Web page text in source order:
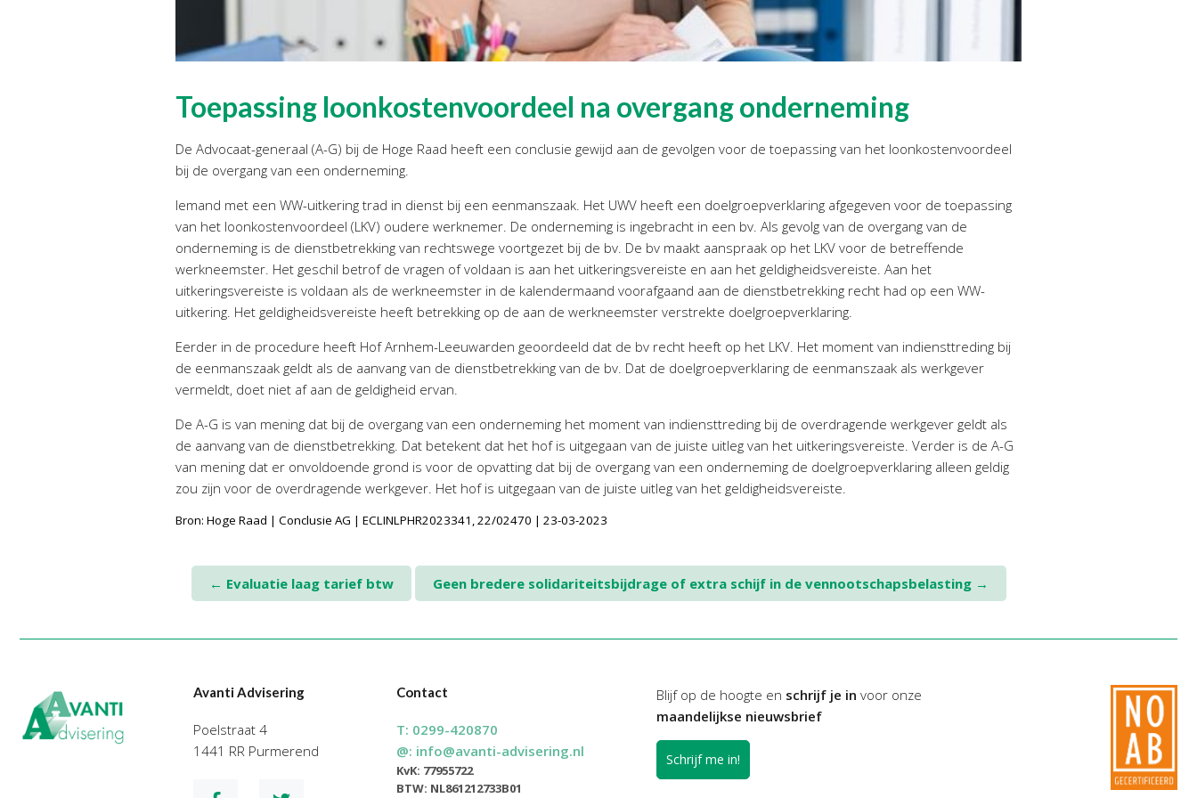
Toepassing loonkostenvoordeel na overgang onderneming
De Advocaat-generaal (A-G) bij de Hoge Raad heeft een conclusie gewijd aan de gevolgen voor de toepassing van het loonkostenvoordeel
bij de overgang van een onderneming.
Iemand met een WW-uitkering trad in dienst bij een eenmanszaak. Het UWV heeft een doelgroepverklaring afgegeven voor de toepassing
van het loonkostenvoordeel (LKV) oudere werknemer. De onderneming is ingebracht in een bv. Als gevolg van de overgang van de
onderneming is de dienstbetrekking van rechtswege voortgezet bij de bv. De bv maakt aanspraak op het LKV voor de betreffende
werkneemster. Het geschil betrof de vragen of voldaan is aan het uitkeringsvereiste en aan het geldigheidsvereiste. Aan het
uitkeringsvereiste is voldaan als de werkneemster in de kalendermaand voorafgaand aan de dienstbetrekking recht had op een WW-
uitkering. Het geldigheidsvereiste heeft betrekking op de aan de werkneemster verstrekte doelgroepverklaring.
Eerder in de procedure heeft Hof Arnhem-Leeuwarden geoordeeld dat de bv recht heeft op het LKV. Het moment van indiensttreding bij
de eenmanszaak geldt als de aanvang van de dienstbetrekking van de bv. Dat de doelgroepverklaring de eenmanszaak als werkgever
vermeldt, doet niet af aan de geldigheid ervan.
De A-G is van mening dat bij de overgang van een onderneming het moment van indiensttreding bij de overdragende werkgever geldt als
de aanvang van de dienstbetrekking. Dat betekent dat het hof is uitgegaan van de juiste uitleg van het uitkeringsvereiste. Verder is de A-G
van mening dat er onvoldoende grond is voor de opvatting dat bij de overgang van een onderneming de doelgroepverklaring alleen geldig
zou zijn voor de overdragende werkgever. Het hof is uitgegaan van de juiste uitleg van het geldigheidsvereiste.
Bron: Hoge Raad | Conclusie AG | ECLINLPHR2023341, 22/02470 | 23-03-2023
← Evaluatie laag tarief btw Geen bredere solidariteitsbijdrage of extra schijf in de vennootschapsbelasting →
Avanti Advisering
Poelstraat 4
1441 RR Purmerend
Contact
T: 0299-420870
@: info@avanti-advisering.nl
KvK: 77955722
BTW: NL861212733B01
Blijf op de hoogte en schrijf je in voor onze
maandelijkse nieuwsbrief
Schrijf me in!